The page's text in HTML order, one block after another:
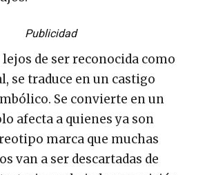
Publicidad
de ser reconocida como
se traduce en un castigo
Se convierte en un
afecta a quienes ya son
marca que muchas
van a ser descartadas de